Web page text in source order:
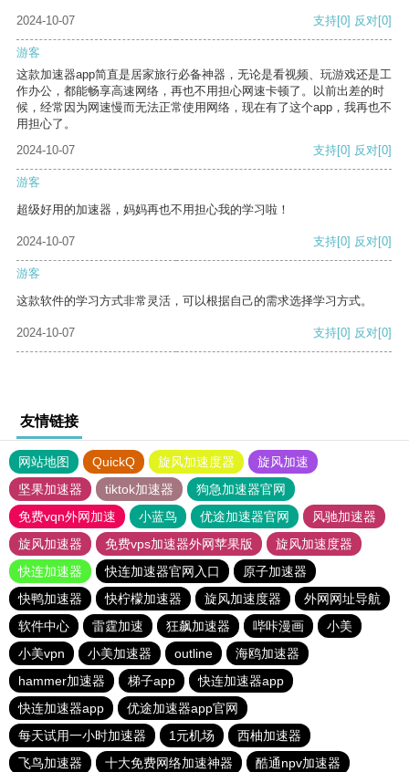
2024-10-07 支持[0] 反对[0]
游客
这款加速器app简直是居家旅行必备神器，无论是看视频、玩游戏还是工
作办公，都能畅享高速网络，再也不用担心网速卡顿了。以前出差的时
候，经常因为网速慢而无法正常使用网络，现在有了这个app，我再也不
用担心了。
2024-10-07
支持[0] 反对[0]
游客
超级好用的加速器，妈妈再也不用担心我的学习啦！
2024-10-07 支持[0] 反对[0]
游客
这款软件的学习方式非常灵活，可以根据自己的需求选择学习方式。
2024-10-07 支持[0] 反对[0]
友情链接
网站地图 QuickQ 旋风加速度器
旋风加速
坚果加速器
tiktok加速器
狗急加速器官网
免费vqn外网加速
小蓝鸟 优途加速器官网
风驰加速器
旋风加速器
免费vps加速器外网苹果版
旋风加速度器
快连加速器
快连加速器官网入口
原子加速器
快鸭加速器
快柠檬加速器 旋风加速度器
外网网址导航
软件中心
雷霆加速 狂飙加速器 哔咔漫画
小美
小美vpn
小美加速器 outline
海鸥加速器
hammer加速器
梯子app
快连加速器app
快连加速器app
优途加速器app官网
每天试用一小时加速器
1元机场
西柚加速器
飞鸟加速器
十大免费网络加速神器 酷通npv加速器